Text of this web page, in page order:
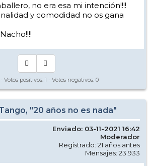
no era esa mi intención!!!!
y comodidad no os gana
- Votos positivos: 1 - Votos negativos: 0
"20 años no es nada"
Enviado: 03-11-2021 16:42
Moderador
Registrado: 21 años antes
Mensajes: 23.933